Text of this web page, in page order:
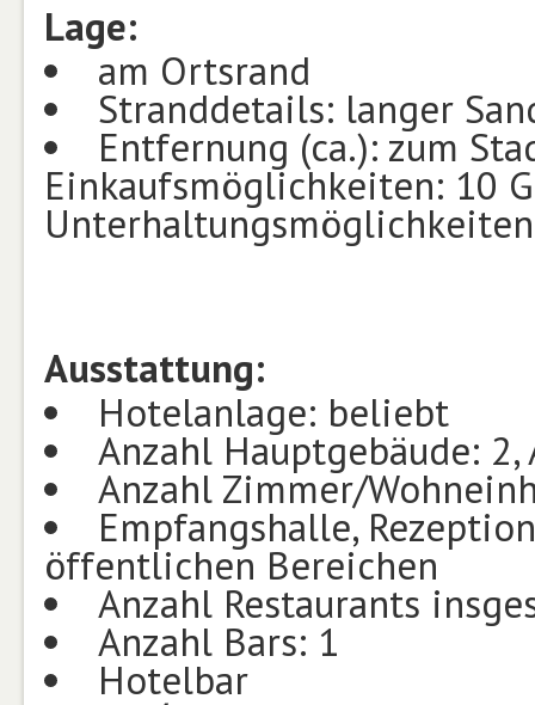
Lage:
am Ortsrand
Stranddetails: langer
Entfernung (ca.): zum
Einkaufsmöglichkeiten: 10
Ausstattung:
Hotelanlage: beliebt
Anzahl Hauptgebäude:
Anzahl Zimmer/
Empfangshalle,
öffentlichen Bereichen
Anzahl Restaurants
Anzahl Bars: 1
Hotelbar